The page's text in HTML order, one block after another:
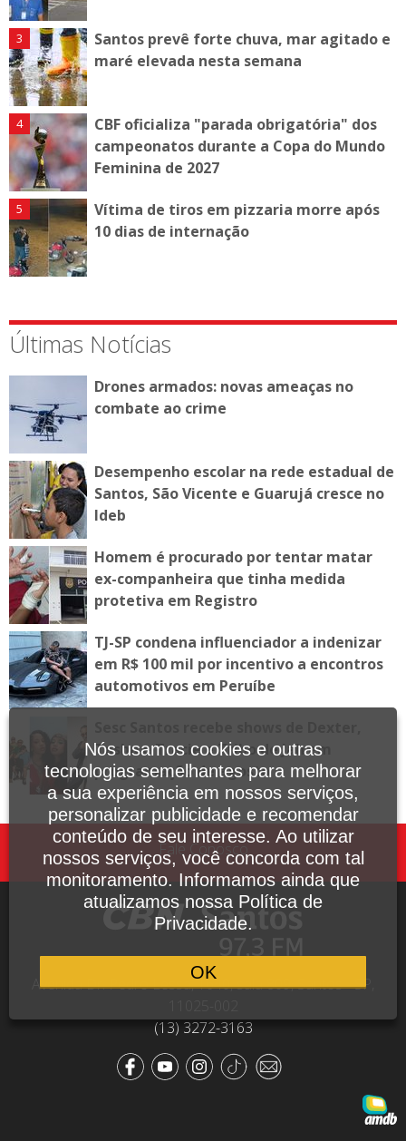
Santos prevê forte chuva, mar agitado e
maré elevada nesta semana
CBF oficializa "parada obrigatória" dos
campeonatos durante a Copa do Mundo
Feminina de 2027
Vítima de tiros em pizzaria morre após
10 dias de internação
Últimas Notícias
Drones armados: novas ameaças no
combate ao crime
Desempenho escolar na rede estadual de
Santos, São Vicente e Guarujá cresce no
Ideb
Homem é procurado por tentar matar
ex-companheira que tinha medida
protetiva em Registro
TJ-SP condena influenciador a indenizar
em R$ 100 mil por incentivo a encontros
automotivos em Peruíbe
Tasha e Tracie e Tribo de Jah em
programação de agosto
Fale Conosco
Avenida Dr. Pedro Lessa, 1640, sala 809, Santos - SP,
(13) 3272-3163
Nós usamos cookies e outras
tecnologias semelhantes para melhorar
a sua experiência em nossos serviços,
personalizar publicidade e recomendar
conteúdo de seu interesse. Ao utilizar
nossos serviços, você concorda com tal
monitoramento. Informamos ainda que
atualizamos nossa Política de
Privacidade.
OK